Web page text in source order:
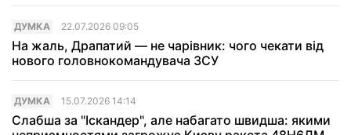
ДУМКА 22.07.2026 09:05
На жаль, Драпатий — не чарівник: чого чекати від
нового головнокомандувача ЗСУ
ДУМКА 15.07.2026 14:14
Слабша за "Іскандер", але набагато швидша: якими